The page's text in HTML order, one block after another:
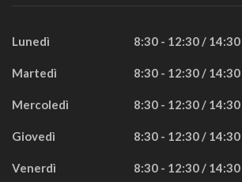
Lunedì 8:30 - 12:30 /
Martedì 8:30 - 12:30 /
Mercoledì 8:30 - 12:30 /
Giovedì 8:30 - 12:30 /
Venerdì 8:30 - 12:30 /